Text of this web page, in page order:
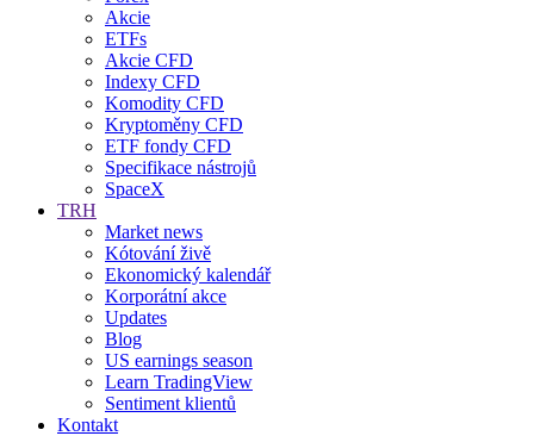
Akcie
ETFs
Akcie CFD
Indexy CFD
Komodity CFD
Kryptoměny CFD
ETF fondy CFD
Specifikace nástrojů
SpaceX
TRH
Market news
Kótování živě
Ekonomický kalendář
Korporátní akce
Updates
Blog
US earnings season
Learn TradingView
Sentiment klientů
Kontakt